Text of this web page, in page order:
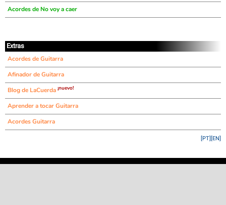
Acordes de No voy a caer
Extras
Acordes de Guitarra
Afinador de Guitarra
Blog de LaCuerda ¡nuevo!
Aprender a tocar Guitarra
Acordes Guitarra
[EN]
[PT]